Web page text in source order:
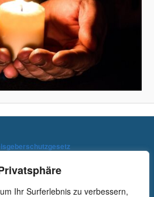
Ihr Surferlebnis zu verbessern,